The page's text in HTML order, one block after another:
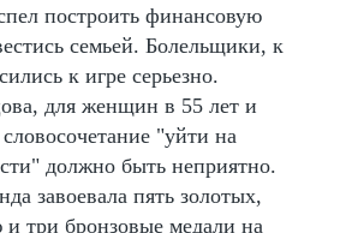
построить финансовую
семьей. Болельщики, к
к игре серьезно.
для женщин в 55 лет и
"уйти на
должно быть неприятно.
завоевала пять золотых,
и три бронзовые медали на